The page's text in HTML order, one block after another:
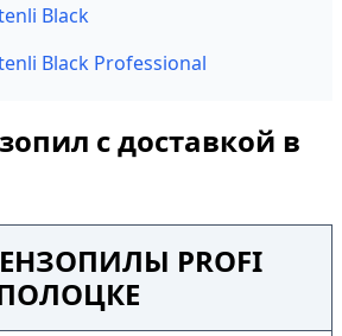
Black
Black Professional
с доставкой в
PROFI
ПОЛОЦКЕ